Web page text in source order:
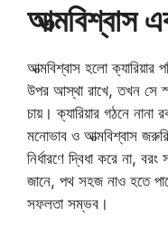
আত্মবিশ্বাস
আত্মবিশ্বাস হলো ক্যারিয়ার
উপর আস্থা রাখে, তখন সে
চায়। ক্যারিয়ার গঠনে
মনোভাব ও আত্মবিশ্বাস
নির্ধারণে দ্বিধা করে না,
জানে, পথ সহজ নাও হতে
সফলতা সম্ভব।